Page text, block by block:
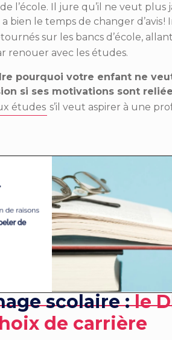
l’école. Il jure qu’il ne veut plus
a bien le temps de changer d’avis
sur les bancs d’école,
renouer avec les études.
pourquoi votre enfant ne
si ses motivations sont
études s’il veut aspirer à une
scolaire :le
de carrière